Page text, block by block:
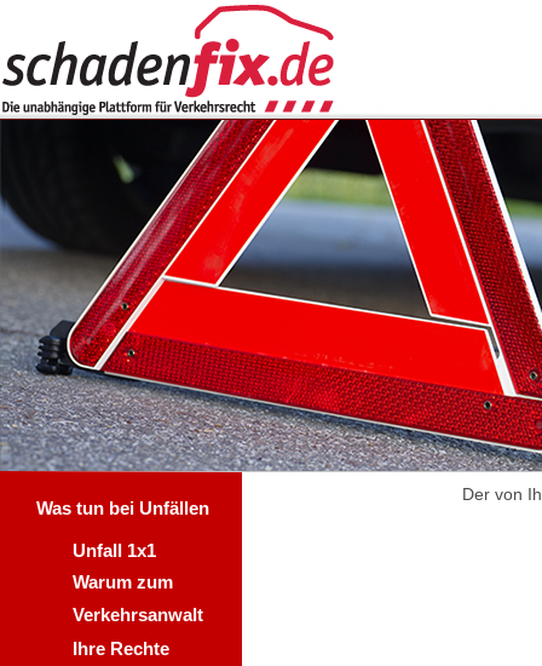
Der von
Was tun bei Unfällen
Unfall 1x1
Warum zum
Verkehrsanwalt
Ihre Rechte